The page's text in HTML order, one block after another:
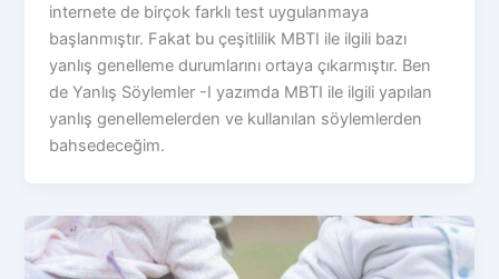
internete de birçok farklı test uygulanmaya
başlanmıştır. Fakat bu çeşitlilik MBTI ile ilgili bazı
yanlış genelleme durumlarını ortaya çıkarmıştır. Ben
de Yanlış Söylemler -I yazımda MBTI ile ilgili yapılan
yanlış genellemelerden ve kullanılan söylemlerden
bahsedeceğim.